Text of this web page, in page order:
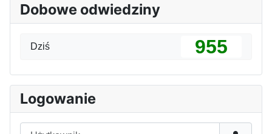
Dobowe odwiedziny
Dziś 955
Logowanie